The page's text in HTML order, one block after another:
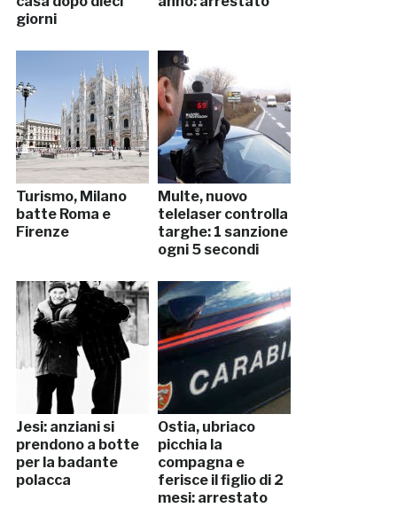
giorni
Turismo, Milano
batte Roma e
Firenze
Multe, nuovo
telelaser controlla
targhe: 1 sanzione
ogni 5 secondi
Jesi: anziani si
prendono a botte
per la badante
polacca
Ostia, ubriaco
picchia la
compagna e
ferisce il figlio di 2
mesi: arrestato